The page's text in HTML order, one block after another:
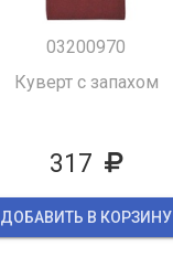
03200970
Куверт с запахом
317
ДОБАВИТЬ В КОРЗИНУ